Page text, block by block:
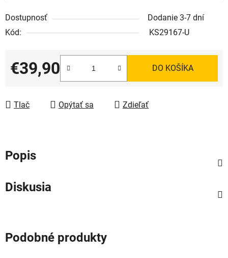
Dostupnosť
Dodanie 3-7 dní
Kód:
KS29167-U
€39,90
Jednotková cena:
DO KOŠÍKA
Tlač Opýtať sa Zdieľať
Popis
Diskusia
Podobné produkty